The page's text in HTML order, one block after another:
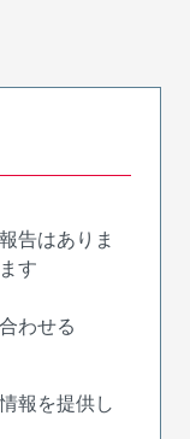
告はありま
す
わせる
報を提供し